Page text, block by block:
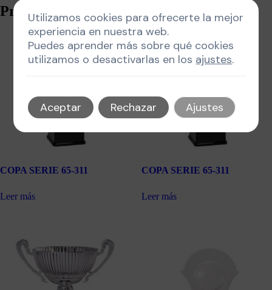
Productos relacionados
COPA SERIE 65-311
Leer más
COPA SERIE 65-311
Leer más
Utilizamos cookies para ofrecerte la mejor
experiencia en nuestra web.
Puedes aprender más sobre qué cookies
utilizamos o desactivarlas en los ajustes.
Aceptar Rechazar Ajustes